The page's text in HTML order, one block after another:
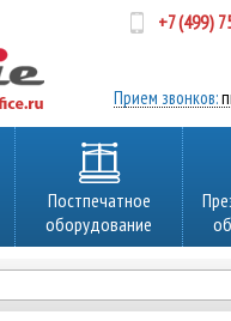
+7 (499)
Прием звонков:
Постпечатное
оборудование